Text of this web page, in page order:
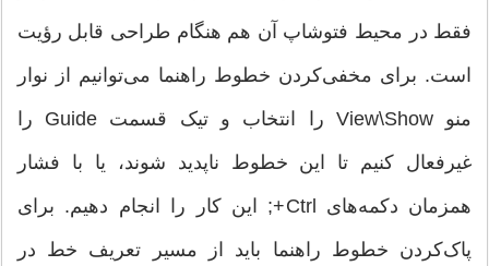
فقط در محیط فتوشاپ آن هم هنگام طراحی قابل رؤيت
است. برای مخفی‌کردن خطوط راهنما می‌توانیم از نوار
منو View\Show را انتخاب و تیک قسمت Guide را
غیرفعال كنیم تا این خطوط ناپدید شوند، یا با فشار
همزمان دکمه‌های Ctrl+; این کار را انجام دهیم. برای
پاک‌کردن خطوط راهنما باید از مسیر تعریف خط در